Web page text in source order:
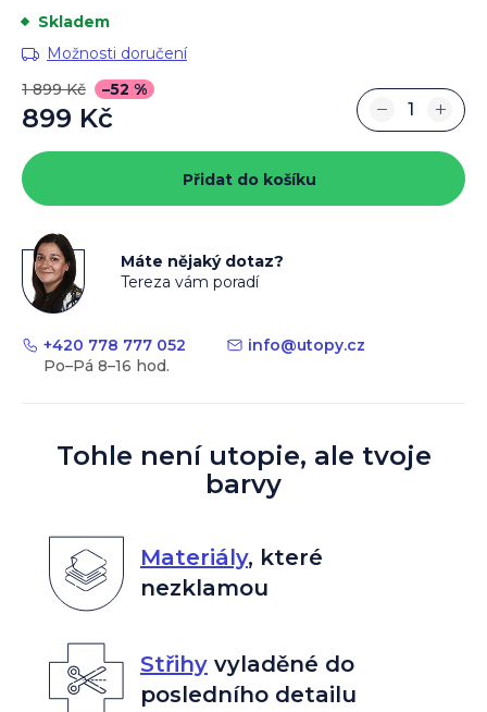
Skladem
Možnosti doručení
1 899 Kč
–52 %
899 Kč
cena:
+
−
Přidat do košíku
Máte nějaký dotaz?
Tereza vám poradí
+420 778 777 052 info@utopy.cz
Tohle není utopie, ale tvoje
barvy
Materiály, které
nezklamou
Střihyvyladěné do
posledního detailu